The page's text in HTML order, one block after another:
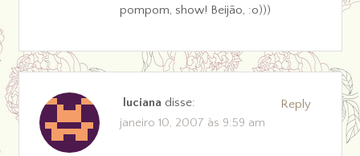
pompom, show! Beijão, :o)))
luciana disse:
janeiro 10, 2007 às 9:59 am
Reply